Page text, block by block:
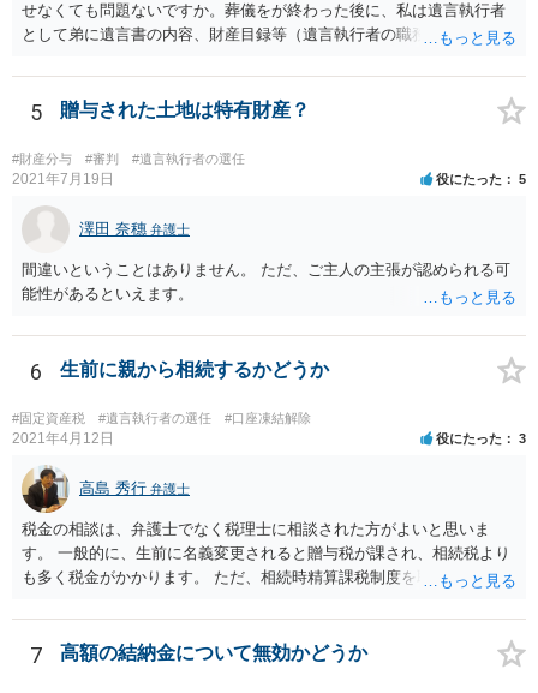
せなくても問題ないですか。葬儀をが終わった後に、私は遺言執行者
として弟に遺言書の内容、財産目録等（遺言執行者の職務）を知らせ
るかは喪主の自由です。 呼ばなくてもかまいません。 そもそも、そう
いう法律関係にありません。 遺言の内容と遺産の総額の通知、公正証
で、対応しましょう。 そのあとは遺留分の請求などがあればそれへの
対応となるでしょう。
5 贈与された土地は特有財産？
#財産分与 #審判 #遺言執行者の選任
2021年7月19日 役にたった 5
澤田 奈穗 弁護士
間違いということはありません。 ただ、ご主人の主張が認められる可
能性があるといえます。
6 生前に親から相続するかどうか
#固定資産税 #遺言執行者の選任 #口座凍結解除
2021年4月12日 役にたった 3
高島 秀行 弁護士
税金の相談は、弁護士でなく税理士に相談された方がよいと思いま
す。 一般的に、生前に名義変更されると贈与税が課され、相続税より
も多く税金がかかります。 ただ、相続時精算課税制度を取れば、実質
ういう場合にどれくらい税金がかかるか計算してもらって どういう方
針を取るか決められたらよいと思います。
7 高額の結納金について無効かどうか